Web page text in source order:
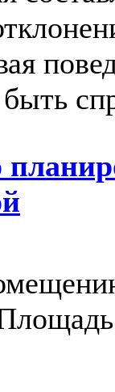
быть